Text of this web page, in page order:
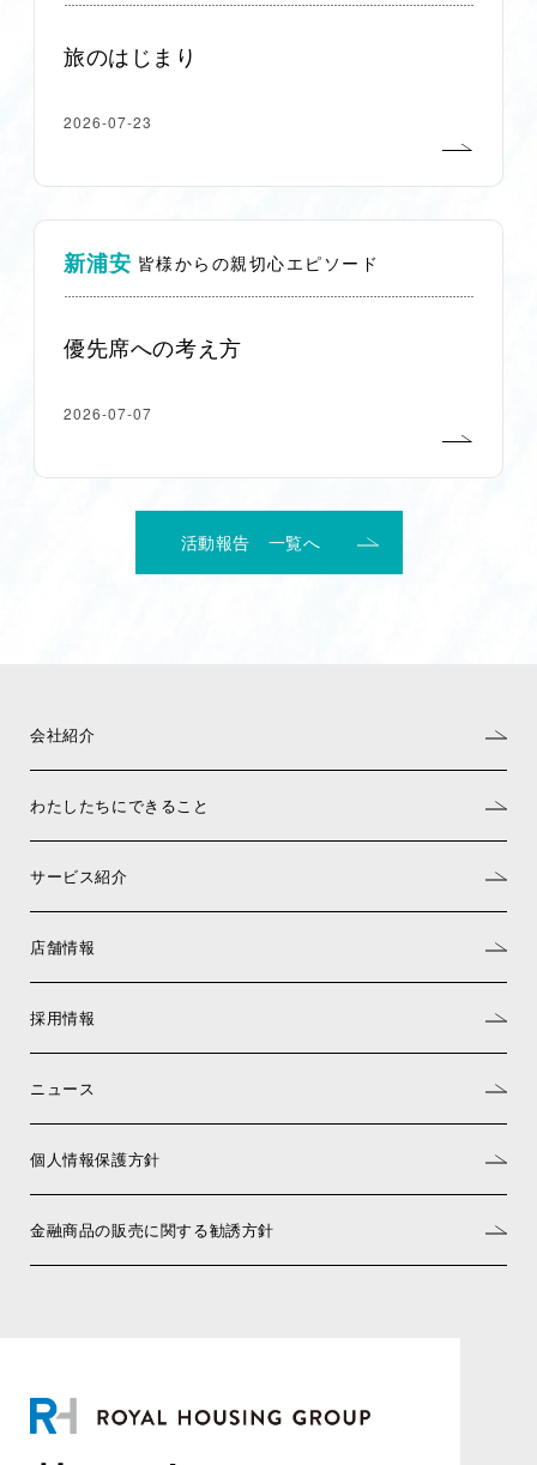
旅のはじまり
2026-07-23
新浦安 皆様からの親切心エピソード
優先席への考え方
2026-07-07
活動報告 一覧へ
会社紹介
わたしたちにできること
サービス紹介
店舗情報
採用情報
ニュース
個人情報保護方針
金融商品の販売に関する勧誘方針